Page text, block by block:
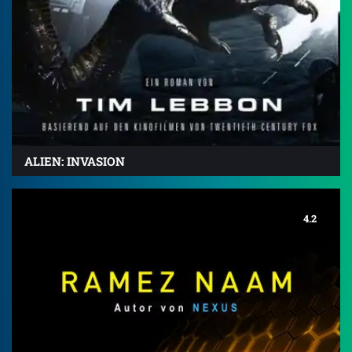
ALIEN: INVASION
4.2